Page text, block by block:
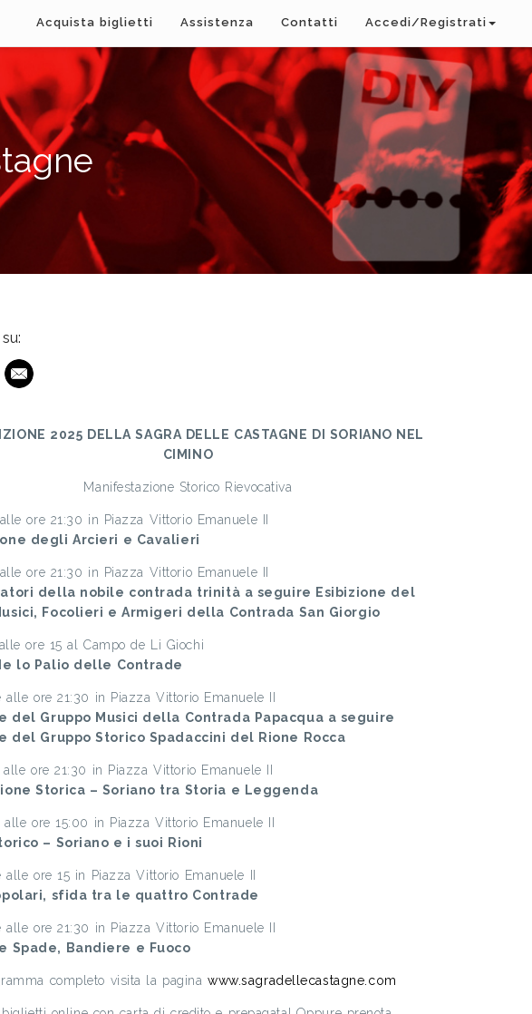
Acquista biglietti Assistenza Contatti Accedi/Registrati
2025 DELLA SAGRA DELLE CASTAGNE DI SORIANO NEL
CIMINO
Manifestazione Storico Rievocativa
ore 21:30 in Piazza Vittorio Emanuele II
degli Arcieri e Cavalieri
ore 21:30 in Piazza Vittorio Emanuele II
della nobile contrada trinità a seguire Esibizione del
Focolieri e Armigeri della Contrada San Giorgio
ore 15 al Campo de Li Giochi
lo Palio delle Contrade
alle ore 21:30 in Piazza Vittorio Emanuele II
del Gruppo Musici della Contrada Papacqua a seguire
del Gruppo Storico Spadaccini del Rione Rocca
alle ore 21:30 in Piazza Vittorio Emanuele II
Storica – Soriano tra Storia e Leggenda
alle ore 15:00 in Piazza Vittorio Emanuele II
– Soriano e i suoi Rioni
alle ore 15 in Piazza Vittorio Emanuele II
sfida tra le quattro Contrade
alle ore 21:30 in Piazza Vittorio Emanuele II
Spade, Bandiere e Fuoco
completo visita la paginawww.sagradellecastagne.com